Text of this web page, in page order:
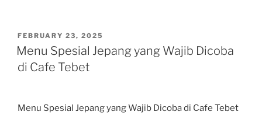
POSTED
ON
FEBRUARY 23, 2025
Menu Spesial Jepang yang Wajib Dicoba
di Cafe Tebet
Menu Spesial Jepang yang Wajib Dicoba di Cafe Tebet